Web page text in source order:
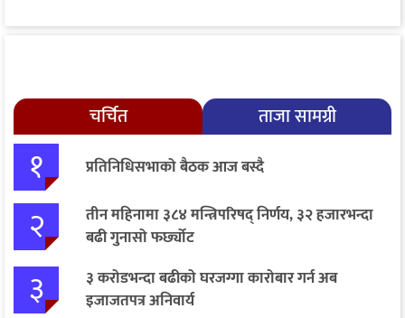
चर्चित ताजा सामग्री
१ प्रतिनिधिसभाको बैठक आज बस्दै
२
तीन महिनामा ३८४ मन्त्रिपरिषद् निर्णय, ३२ हजारभन्दा
बढी गुनासो फर्छ्योट
३
३ करोडभन्दा बढीको घरजग्गा कारोबार गर्न अब
इजाजतपत्र अनिवार्य